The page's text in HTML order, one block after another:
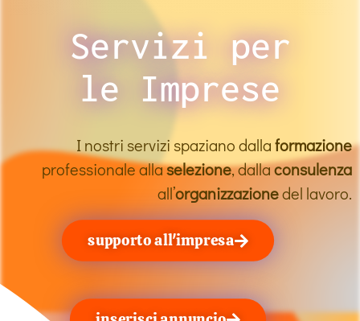
Servizi per
le Imprese
I nostri servizi spaziano dallaformazione
professionale allaselezione, dallaconsulenza
all’organizzazionedel lavoro.
supporto all'impresa